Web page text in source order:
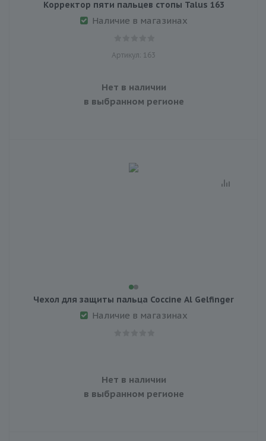
Корректор пяти пальцев стопы Talus 163
Наличие в магазинах
Артикул: 163
Нет в наличии
в выбранном регионе
Чехол для защиты пальца Coccine Al Gelfinger
Наличие в магазинах
Нет в наличии
в выбранном регионе